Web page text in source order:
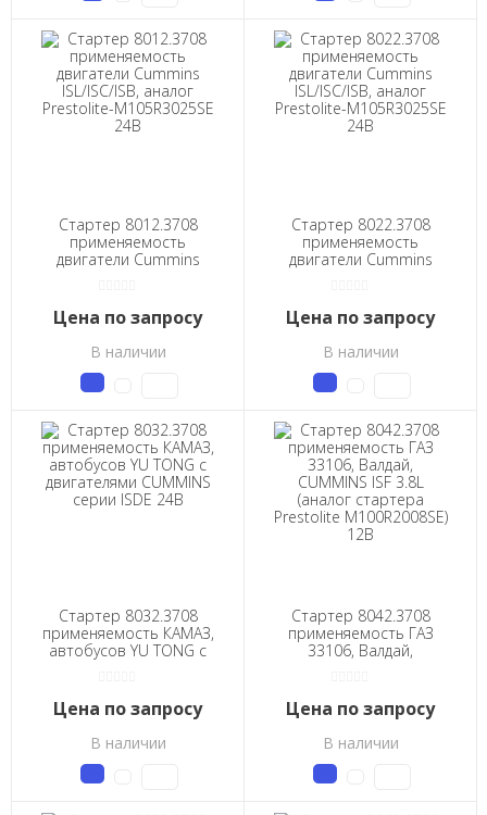
Стартер 8012.3708
применяемость
двигатели Cummins
24В
Цена по запросу
В наличии
Стартер 8022.3708
применяемость
двигатели Cummins
24В
Цена по запросу
В наличии
Стартер 8032.3708
применяемость КАМАЗ,
автобусов YU TONG с
Цена по запросу
В наличии
Стартер 8042.3708
применяемость ГАЗ
33106, Валдай,
Prestolite M100R2008SE)
12В
Цена по запросу
В наличии